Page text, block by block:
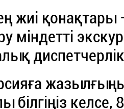
жиі қонақтары
міндетті
білгіңіз